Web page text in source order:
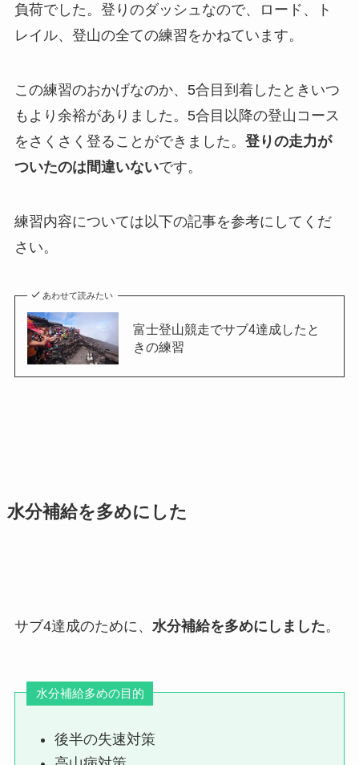
負荷でした。登りのダッシュなので、ロード、ト
レイル、登山の全ての練習をかねています。
この練習のおかげなのか、5合目到着したときいつ
もより余裕がありました。5合目以降の登山コース
をさくさく登ることができました。 登りの走力が
ついたのは間違いないです。
練習内容については以下の記事を参考にしてくだ
さい。
あわせて読みたい
富士登山競走でサブ4達成したと
きの練習
水分補給を多めにした
サブ4達成のために、 水分補給を多めにしました。
水分補給多めの目的
後半の失速対策